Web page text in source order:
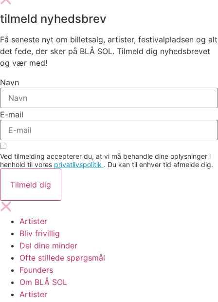
tilmeld nyhedsbrev
Få seneste nyt om billetsalg, artister, festivalpladsen og alt
det fede, der sker på BLÅ SOL. Tilmeld dig nyhedsbrevet
og vær med!
Navn
E-mail
Ved tilmelding accepterer du, at vi må behandle dine oplysninger i
henhold til vores privatlivspolitik . Du kan til enhver tid afmelde dig.
Tilmeld dig
Artister
Bliv frivillig
Del dine minder
Ofte stillede spørgsmål
Founders
Om BLÅ SOL
Artister